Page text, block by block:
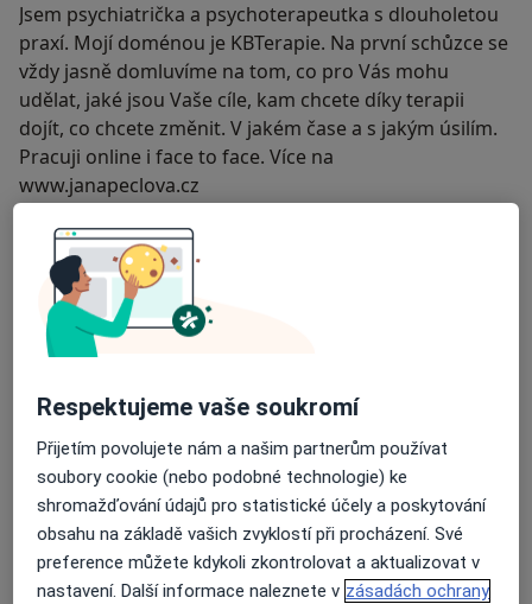
Jsem psychiatrička a psychoterapeutka s dlouholetou
praxí. Mojí doménou je KBTerapie. Na první schůzce se
vždy jasně domluvíme na tom, co pro Vás mohu
udělat, jaké jsou Vaše cíle, kam chcete díky terapii
dojít, co chcete změnit. V jakém čase a s jakým úsilím.
Pracuji online i face to face. Více na
www.janapeclova.cz
Odborník na:
Psychoterapie
Hlavní léčená onemocnění
Pracovní krize
Sociální fobie +14
Pacienti, které ošetřuji
Dospělí
Více
o zkušenostech
Respektujeme vaše soukromí
Přijetím povolujete nám a našim partnerům používat
soubory cookie (nebo podobné technologie) ke
shromažďování údajů pro statistické účely a poskytování
obsahu na základě vašich zvyklostí při procházení. Své
preference můžete kdykoli zkontrolovat a aktualizovat v
nastavení. Další informace naleznete v zásadách ochrany